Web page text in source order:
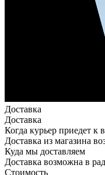
Доставка
Доставка
Когда курьер приедет к
Доставка из магазина
Куда мы доставляем
Доставка возможна в
Стоимость